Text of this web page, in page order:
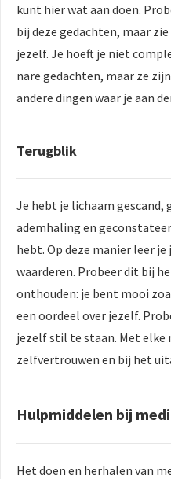
kunt hier wat aan doen.
bij deze gedachten, maar
jezelf. Je hoeft je niet
nare gedachten, maar ze
andere dingen waar je aan
Terugblik
Je hebt je lichaam gescand,
ademhaling en
hebt. Op deze manier leer
waarderen. Probeer dit bij
onthouden: je bent mooi
een oordeel over jezelf.
jezelf stil te staan. Met elke
zelfvertrouwen en bij het
Hulpmiddelen bij
Het doen en herhalen van